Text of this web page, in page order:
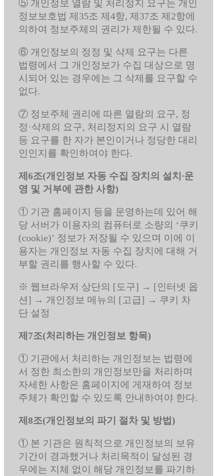
⑤ 개인정보 열람 및 처리정지 요구는 개인
정보보호법 제35조 제4항, 제37조 제2항에
의하여 정보주체의 권리가 제한될 수 있다.
⑥ 개인정보의 정정 및 삭제 요구는 다른
법령에서 그 개인정보가 수집 대상으로 명
시되어 있는 경우에는 그 삭제를 요구할 수
없다.
⑦ 정보주체 권리에 따른 열람의 요구, 정
정·삭제의 요구, 처리정지의 요구 시 열람
등 요구를 한 자가 본인이거나 정당한 대리
인인지를 확인하여야 한다.
제6조(개인정보 자동 수집 장치의 설치∙운
영 및 거부에 관한 사항)
① 기관 홈페이지 등을 운영하는데 있어 해
당 서버가 이용자의 컴퓨터로 소량의 ‘쿠키
(cookie)’ 정보가 저장될 수 있으며 이에 이
용자는 개인정보 자동 수집 장치에 대해 거
부할 권리를 행사할 수 있다.
※ 웹브라우저 상단의 [도구] → [인터넷 옵
션] → 개인정보 메뉴의 [고급] → 쿠키 차
단 설정
제7조(처리하는 개인정보 항목)
① 기관에서 처리하는 개인정보는 법령에
서 정한 최소한의 개인정보만을 처리하며
자세한 사항은 홈페이지에 게재하여 정보
주체가 확인할 수 있도록 안내하여야 한다.
제8조(개인정보의 파기 절차 및 방법)
① 본 기관은 원칙적으로 개인정보의 보유
기간이 경과했거나 처리목적이 달성된 경
우에는 지체 없이 해당 개인정보를 파기하